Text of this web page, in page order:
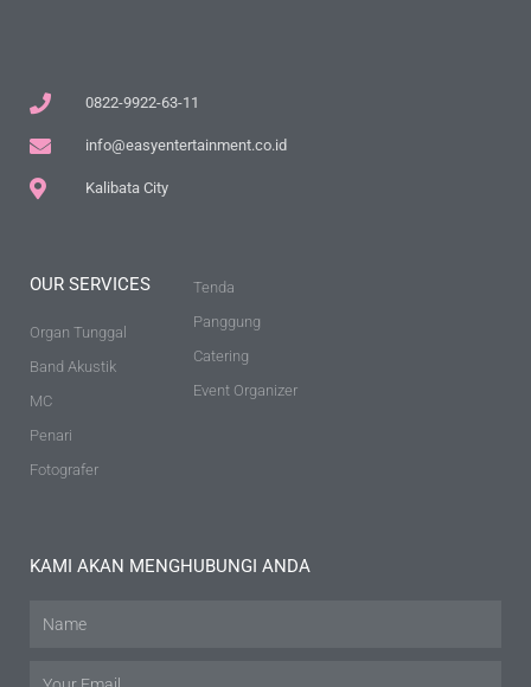
0822-9922-63-11
info@easyentertainment.co.id
Kalibata City
OUR SERVICES
Organ Tunggal
Band Akustik
MC
Penari
Fotografer
Tenda
Panggung
Catering
Event Organizer
KAMI AKAN MENGHUBUNGI ANDA